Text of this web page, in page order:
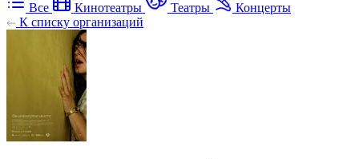
Все Кинотеатры Театры
Концерты
К списку организаций